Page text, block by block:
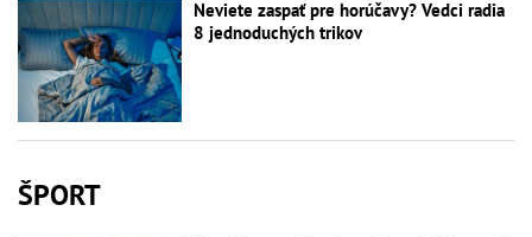
Neviete zaspať pre horúčavy? Vedci radia
8 jednoduchých trikov
ŠPORT